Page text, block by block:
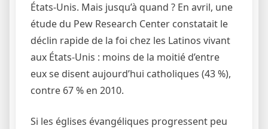
États-Unis. Mais jusqu’à quand ? En avril, une
étude du Pew Research Center constatait le
déclin rapide de la foi chez les Latinos vivant
aux États-Unis : moins de la moitié d’entre
eux se disent aujourd’hui catholiques (43 %),
contre 67 % en 2010.
Si les églises évangéliques progressent peu